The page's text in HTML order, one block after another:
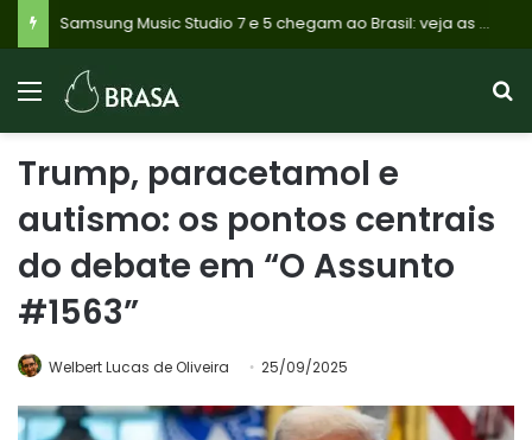
Samsung Music Studio 7 e 5 chegam ao Brasil: veja as diferenças e qual vale a pena para você
Trump, paracetamol e
autismo: os pontos centrais
do debate em “O Assunto
#1563”
Welbert Lucas de Oliveira 25/09/2025